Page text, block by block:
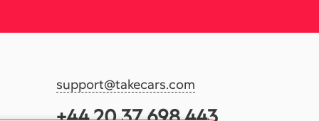
support@takecars.com